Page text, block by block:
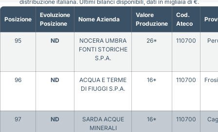
Posizione
Evoluzione
Posizione
Nome Azienda
Valore
Produzione
Cod.
Ateco
95 ND
NOCERA UMBRA
FONTI STORICHE
S.P.A.
26* 110700
96 ND
ACQUA E TERME
DI FIUGGI S.P.A.
16* 110700
97 ND
SARDA ACQUE
MINERALI
16* 110700
distribuzione italiana. Ultimi bilanci disponibili, dati in migliaia di €.